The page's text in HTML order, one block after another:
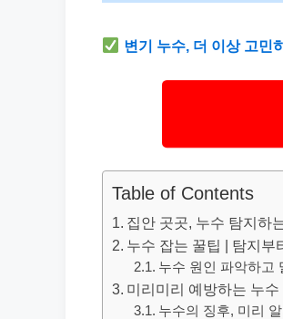
변기 누수, 더 이상 고민
Table of Contents
집안 곳곳, 누수 탐지하
누수 잡는 꿀팁 | 탐지부
누수 원인 파악하고
미리미리 예방하는 누수
누수의 징후, 미리 알